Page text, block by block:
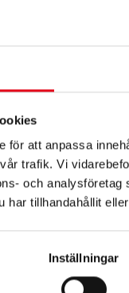
för att anpassa
trafik. Vi
och
har tillhandahållit
Inställningar
kr
Prisintervall:
2
till
800 kr
exkl. moms